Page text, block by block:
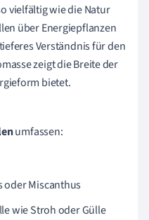
vielfältig wie die Natur
über Energiepflanzen
Verständnis für den
zeigt die Breite der
bietet.
umfassen:
oder Miscanthus
wie Stroh oder Gülle